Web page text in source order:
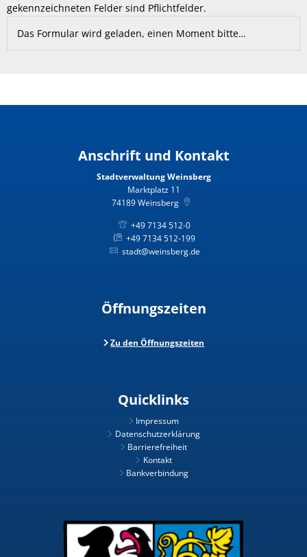
gekennzeichneten Felder sind Pflichtfelder.
Das Formular wird geladen, einen Moment bitte…
Anschrift und Kontakt
Stadtverwaltung Weinsberg
Marktplatz 11
74189Weinsberg
+49 7134 512-0
+49 7134 512-199
stadt@weinsberg.de
Öffnungszeiten
Zu den Öffnungszeiten
Quicklinks
Impressum
Datenschutzerklärung
Barrierefreiheit
Kontakt
Bankverbindung